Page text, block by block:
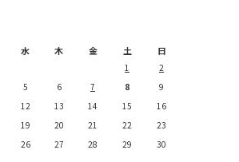
水 木 金 土 日
1
2
5 6 7 8
9
12 13 14 15
16
19 20 21 22
23
26 27 28 29
30